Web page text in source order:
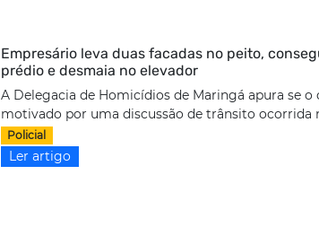
Empresário leva duas facadas no peito,
prédio e desmaia no elevador
A Delegacia de Homicídios de Maringá apura se o
motivado por uma discussão de trânsito ocorrida
Policial
Ler artigo